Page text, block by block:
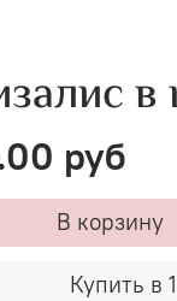
в
руб
В корзину
Купить в